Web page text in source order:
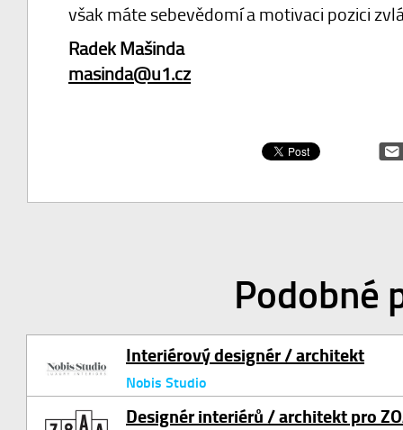
však máte sebevědomí a motivaci pozici
Radek Mašinda
masinda@u1.cz
Podobné
Interiérový designér / architekt
Nobis Studio
Designér interiérů / architekt pro